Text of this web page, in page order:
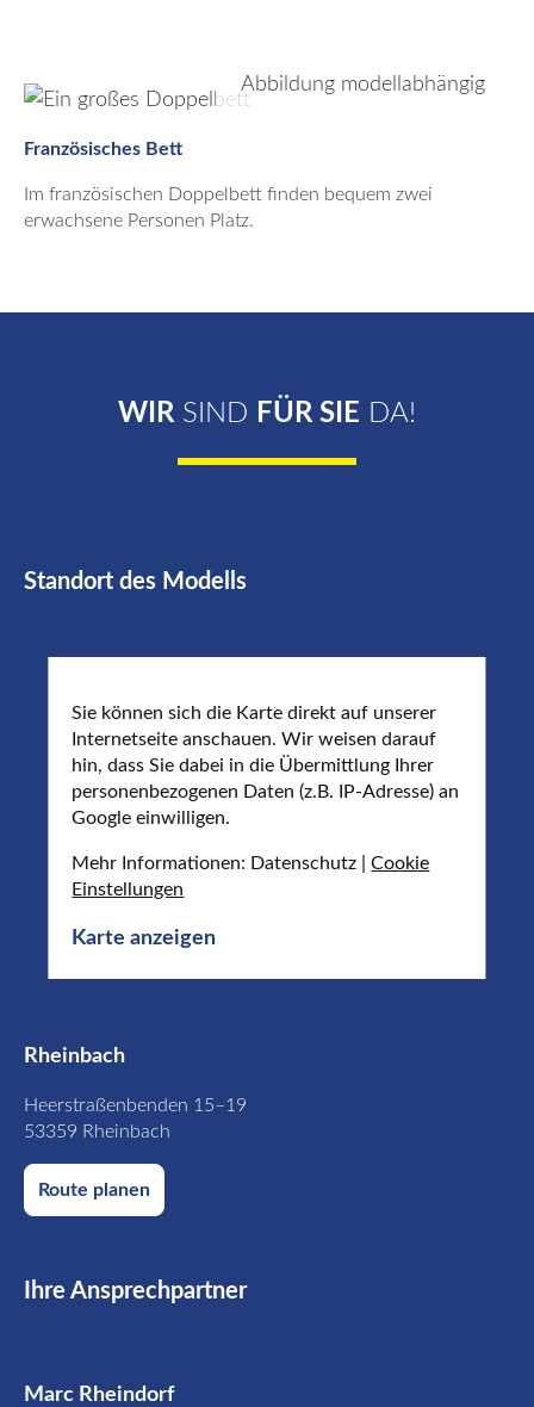
Abbildung modellabhängig
Französisches Bett
Im französischen Doppelbett finden bequem zwei
erwachsene Personen Platz.
WIR SIND FÜR SIE DA!
Standort des Modells
Sie können sich die Karte direkt auf unserer
Internetseite anschauen. Wir weisen darauf
hin, dass Sie dabei in die Übermittlung Ihrer
personenbezogenen Daten (z.B. IP-Adresse) an
Google einwilligen.
Mehr Informationen: Datenschutz |Cookie
Einstellungen
Karte anzeigen
Rheinbach
Heerstraßenbenden 15–19
53359 Rheinbach
Route planen
Ihre Ansprechpartner
Marc Rheindorf